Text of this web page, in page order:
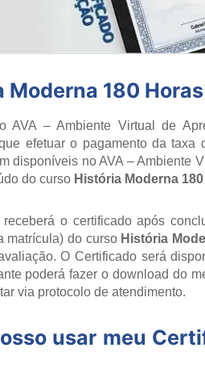
Moderna 180 Horas
AVA – Ambiente Virtual de
efetuar o pagamento da taxa
disponíveis no AVA – Ambiente
do curso História Moderna
receberá o certificado após
matrícula) do curso História
O Certificado será
poderá fazer o download do
via protocolo de atendimento.
usar meu